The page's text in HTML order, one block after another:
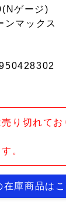
ゲージ)
ンマックス
り切れてお
。
在庫商品はこ